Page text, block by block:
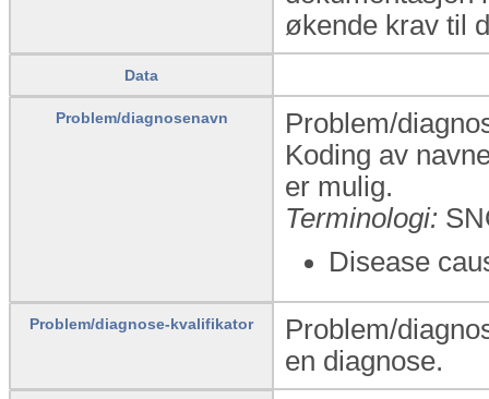
økende krav til
Data
Problem/diagnosenavn
Problem/
Koding av
er mulig.
Terminologi:
Disease
Problem/diagnose-kvalifikator
Problem/
en diagnose.